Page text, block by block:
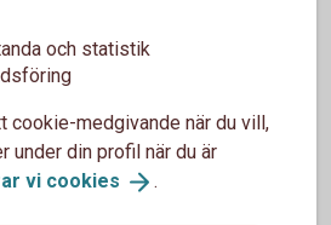
Telefon
0911 - 23 14 27
och statistik
cookie-medgivande när du vill,
under din profil när du är
vi cookies .